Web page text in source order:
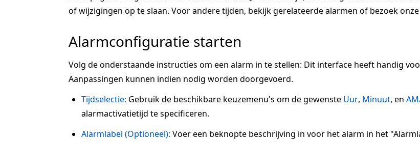
of wijzigingen op te slaan. Voor andere tijden, bekijk gerelateerde alarmen of bezoek
Alarmconfiguratie starten
Volg de onderstaande instructies om een alarm in te stellen: Dit interface heeft handig
Aanpassingen kunnen indien nodig worden doorgevoerd.
Tijdselectie: Gebruik de beschikbare keuzemenu's om de gewenste Uur, Minuut, en
alarmactivatietijd te specificeren.
Alarmlabel (Optioneel): Voer een beknopte beschrijving in voor het alarm in het